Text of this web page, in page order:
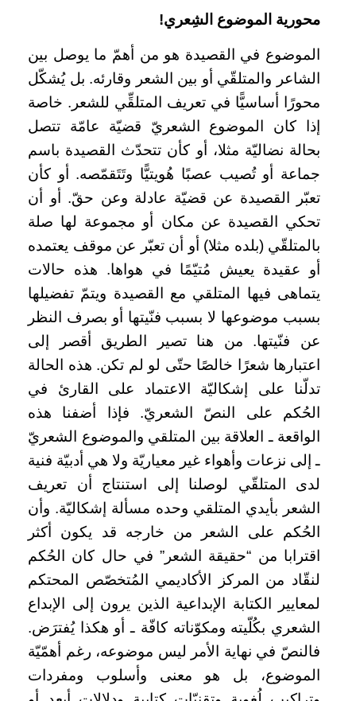
محورية الموضوع الشِعري!
الموضوع في القصيدة هو من أهمّ ما يوصل بين
الشاعر والمتلقّي أو بين الشعر وقارئه. بل يُشكّل
محورًا أساسيًّا في تعريف المتلقِّي للشعر. خاصة
إذا كان الموضوع الشعريّ قضيّة عامّة تتصل
بحالة نضاليّة مثلا، أو كأن تتحدّث القصيدة باسم
جماعة أو تُصيب عصبًا هُويتيًّا وتَتَقمّصه. أو كأن
تعبّر القصيدة عن قضيّة عادلة وعن حقّ. أو أن
تحكي القصيدة عن مكان أو مجموعة لها صلة
بالمتلقّي (بلده مثلا) أو أن تعبّر عن موقف يعتمده
أو عقيدة يعيش مُتيّمًا في هواها. هذه حالات
يتماهى فيها المتلقي مع القصيدة ويتمّ تفضيلها
بسبب موضوعها لا بسبب فنّيتها أو بصرف النظر
عن فنّيتها. من هنا تصير الطريق أقصر إلى
اعتبارها شعرًا خالصًا حتّى لو لم تكن. هذه الحالة
تدلّنا على إشكاليّة الاعتماد على القارئ في
الحُكم على النصّ الشعريّ. فإذا أضفنا هذه
الواقعة ـ العلاقة بين المتلقي والموضوع الشعريّ
ـ إلى نزعات وأهواء غير معياريّة ولا هي أدبيّة فنية
لدى المتلقّي لوصلنا إلى استنتاج أن تعريف
الشعر بأيدي المتلقي وحده مسألة إشكاليّة. وأن
الحُكم على الشعر من خارجه قد يكون أكثر
اقترابا من “حقيقة الشعر” في حال كان الحُكم
لنقّاد من المركز الأكاديمي المُتخصّص المحتكم
لمعايير الكتابة الإبداعية الذين يرون إلى الإبداع
الشعري بكُلّيته ومكوّناته كافّة ـ أو هكذا يُفترَض.
فالنصّ في نهاية الأمر ليس موضوعه، رغم أهمّيّة
الموضوع، بل هو معنى وأسلوب ومفردات